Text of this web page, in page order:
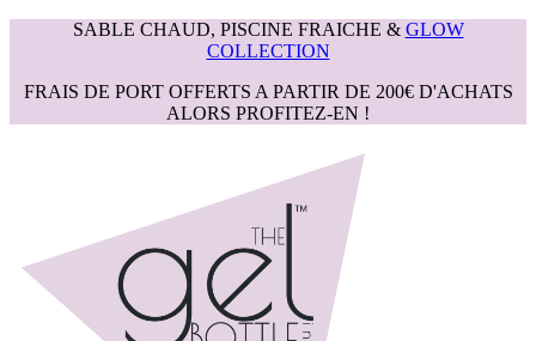
SABLE CHAUD, PISCINE FRAICHE & GLOW
COLLECTION
FRAIS DE PORT OFFERTS A PARTIR DE 200€ D'ACHATS
ALORS PROFITEZ-EN !